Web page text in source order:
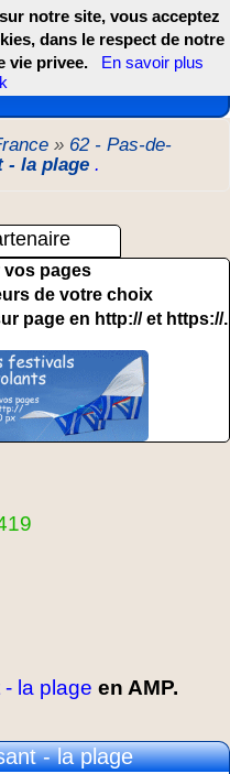
DOM TOM et COM
» 62 - Pas-de-
- la plage .
vos pages
de votre choix
page en http:// et https://.
la plage en AMP.
- la plage
notre site, vous acceptez
dans le respect de notre
vie privee.
En savoir plus